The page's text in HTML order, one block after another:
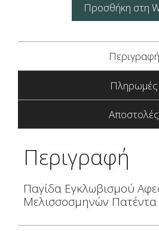
ποσότηταΠροσθήκη στη
Περιγραφή
Πληρωμές
Αποστολές
Περιγραφή
Παγίδα Εγκλωβισμού
Μελισσοσμηνών Πατέντα